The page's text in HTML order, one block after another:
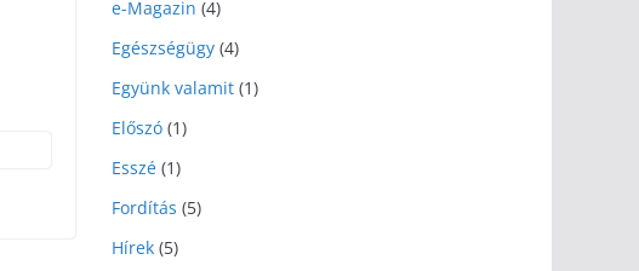
e-Magazin (4)
Egészségügy (4)
Együnk valamit (1)
Előszó (1)
Esszé (1)
Fordítás (5)
Hírek (5)